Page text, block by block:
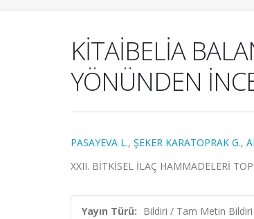
KİTAİBELİA
YÖNÜNDEN
PASAYEVA L., ŞEKER KARATOPRAK G.,
XXII. BİTKİSEL İLAÇ HAMMADELERİ
Yayın Türü: Bildiri / Tam Metin Bildiri